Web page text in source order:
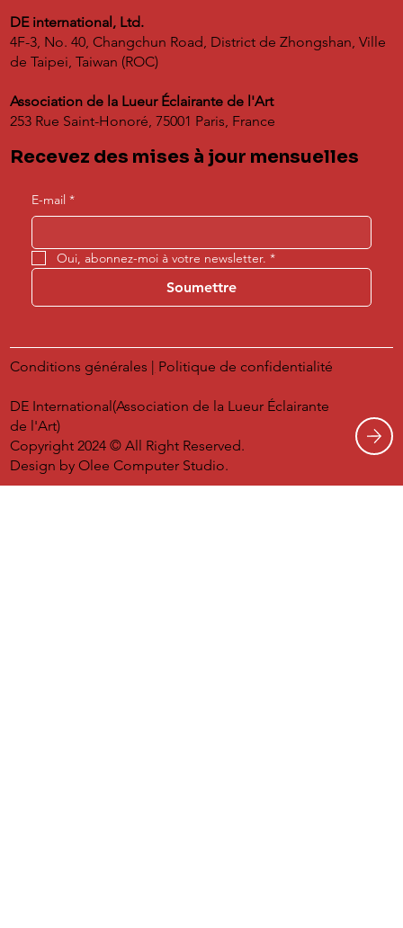
DE international, Ltd.
4F-3, No. 40, Changchun Road, District de Zhongshan, Ville
de Taipei, Taiwan (ROC)
Association de la Lueur Éclairante de l'Art
253 Rue Saint-Honoré, 75001 Paris, France
Recevez des mises à jour mensuelles
E-mail *
Oui, abonnez-moi à votre newsletter. *
Soumettre
Conditions générales | Politique de confidentialité
DE International(Association de la Lueur Éclairante
de l'Art)
Copyright 2024 © All Right Reserved.
Design byOlee Computer Studio.